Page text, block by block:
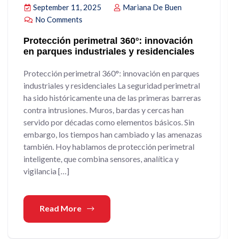
September 11, 2025
Mariana De Buen
No Comments
Protección perimetral 360°: innovación
en parques industriales y residenciales
Protección perimetral 360°: innovación en parques
industriales y residenciales La seguridad perimetral
ha sido históricamente una de las primeras barreras
contra intrusiones. Muros, bardas y cercas han
servido por décadas como elementos básicos. Sin
embargo, los tiempos han cambiado y las amenazas
también. Hoy hablamos de protección perimetral
inteligente, que combina sensores, analítica y
vigilancia […]
Read More